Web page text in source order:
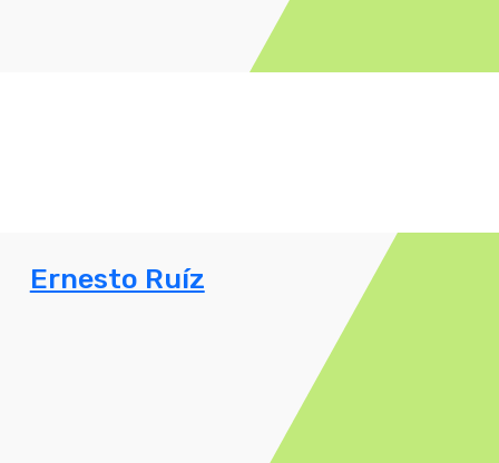
Ernesto Ruíz